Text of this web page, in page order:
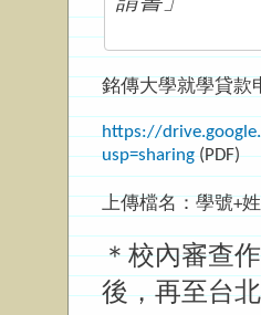
銘傳大學就學貸款
https://
usp=sharing(PDF)
上傳檔名：學號+
＊校內審查
後，再至台